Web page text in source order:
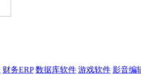
财务ERP 数据库软件 游戏软件 影音编